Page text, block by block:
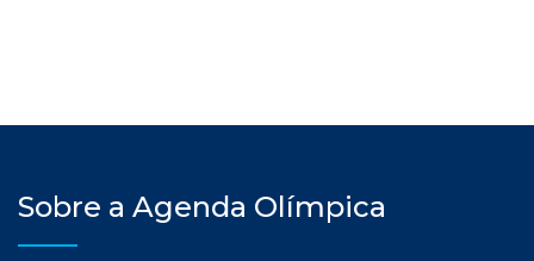
Sobre a Agenda Olímpica